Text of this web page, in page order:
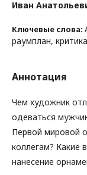
Иван
Ключевые слова:
раумплан,
Аннотация
Чем художник
одеваться
Первой мировой
коллегам? Какие
нанесение